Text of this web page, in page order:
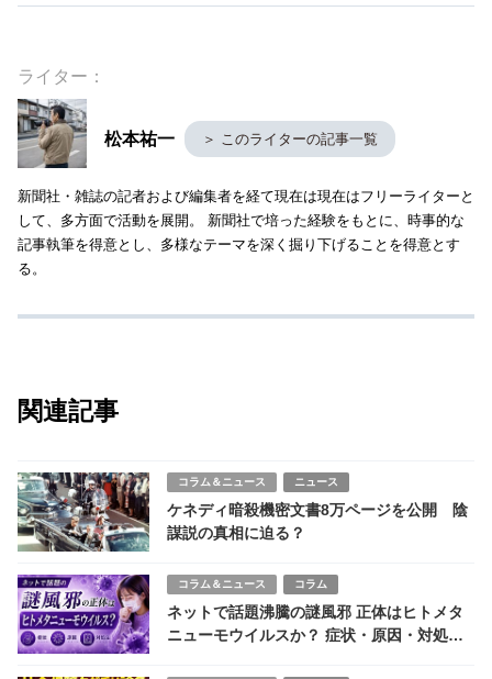
ライター：
松本祐一 ＞ このライターの記事一覧
新聞社・雑誌の記者および編集者を経て現在は現在はフリーライターと
して、多方面で活動を展開。 新聞社で培った経験をもとに、時事的な
記事執筆を得意とし、多様なテーマを深く掘り下げることを得意とす
る。
関連記事
コラム＆ニュース ニュース
ケネディ暗殺機密文書8万ページを公開 陰
謀説の真相に迫る？
コラム＆ニュース コラム
ネットで話題沸騰の謎風邪 正体はヒトメタ
ニューモウイルスか？ 症状・原因・対処